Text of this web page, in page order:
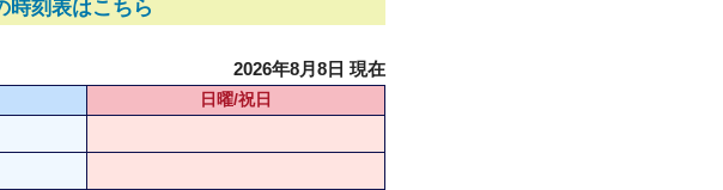
時刻表はこちら
2026年8月8日 現在
日曜/祝日